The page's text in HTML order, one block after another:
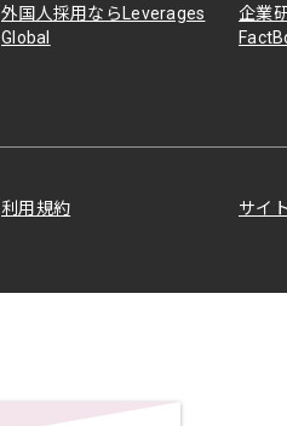
外国人採用ならLeverages
Global
企業
利用規約 サイ